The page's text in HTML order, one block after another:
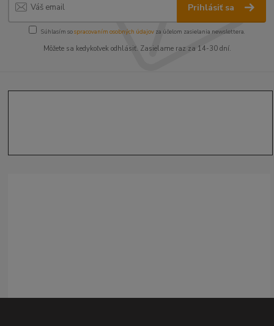
Prihlásiť sa
Súhlasím sospracovaním osobných údajov za účelom zasielania newslettera.
Môžete sa kedykoľvek odhlásiť. Zasielame raz za 14-30 dní.